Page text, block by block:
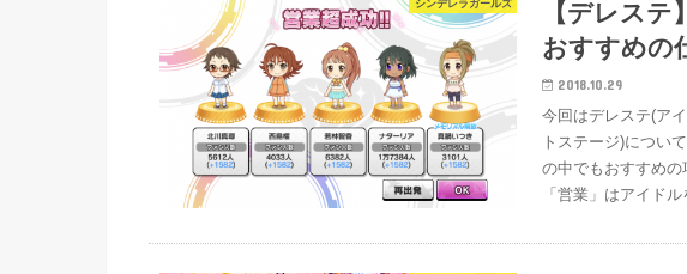
シンデレラガールズ
【デレステ
おすすめの
2018.10.29
今回はデレステ(ア
トステージ)につい
の中でもおすすめ
「営業」はアイド